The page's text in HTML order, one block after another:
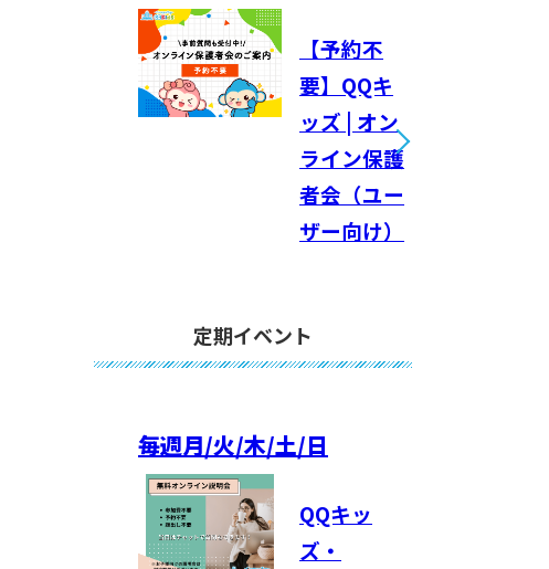
【予約不
要】QQキ
ッズ | オン
ライン保護
者会（ユー
ザー向け）
定期イベント
毎週月/火/木/土/日
QQキッ
ズ・